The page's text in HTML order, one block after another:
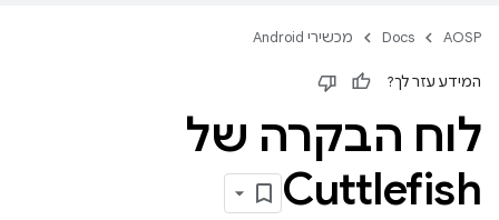
AOSP
Docs מכשירי Android
המידע עזר לך?
לוח הבקרה של
Cuttlefish